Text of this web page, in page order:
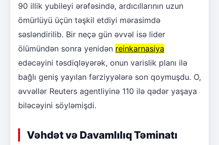
90 illik yubileyi ərəfəsində, ardıcıllarının uzun
ömürlüyü üçün təşkil etdiyi mərasimdə
səsləndirilib. Bir neçə gün əvvəl isə lider
ölümündən sonra yenidən reinkarnasiya
edəcəyini təsdiqləyərək, onun varislik planı ilə
bağlı geniş yayılan fərziyyələrə son qoymuşdu. O,
əvvəllər Reuters agentliyinə 110 ilə qədər yaşaya
biləcəyini söyləmişdi.
Vəhdət və Davamlılıq Təminatı